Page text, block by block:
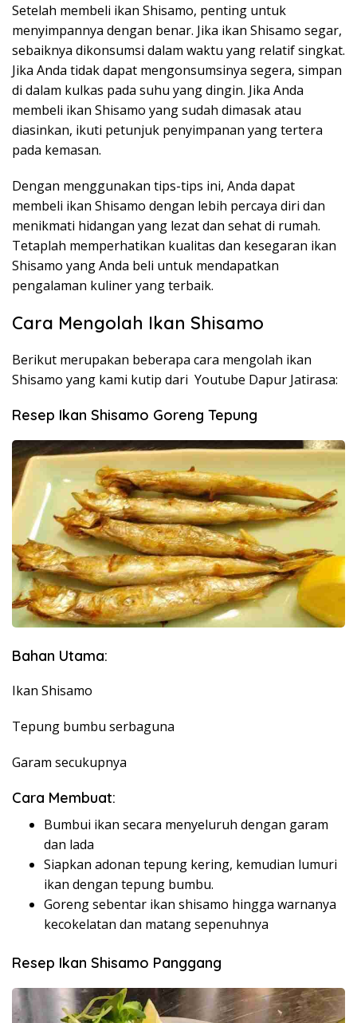
Setelah membeli ikan Shisamo, penting untuk
menyimpannya dengan benar. Jika ikan Shisamo segar,
sebaiknya dikonsumsi dalam waktu yang relatif singkat.
Jika Anda tidak dapat mengonsumsinya segera, simpan
di dalam kulkas pada suhu yang dingin. Jika Anda
membeli ikan Shisamo yang sudah dimasak atau
diasinkan, ikuti petunjuk penyimpanan yang tertera
pada kemasan.
Dengan menggunakan tips-tips ini, Anda dapat
membeli ikan Shisamo dengan lebih percaya diri dan
menikmati hidangan yang lezat dan sehat di rumah.
Tetaplah memperhatikan kualitas dan kesegaran ikan
Shisamo yang Anda beli untuk mendapatkan
pengalaman kuliner yang terbaik.
Cara Mengolah Ikan Shisamo
Berikut merupakan beberapa cara mengolah ikan
Shisamo yang kami kutip dari Youtube Dapur Jatirasa:
Resep Ikan Shisamo Goreng Tepung
Bahan Utama:
Ikan Shisamo
Tepung bumbu serbaguna
Garam secukupnya
Cara Membuat:
Bumbui ikan secara menyeluruh dengan garam
dan lada
Siapkan adonan tepung kering, kemudian lumuri
ikan dengan tepung bumbu.
Goreng sebentar ikan shisamo hingga warnanya
kecokelatan dan matang sepenuhnya
Resep Ikan Shisamo Panggang